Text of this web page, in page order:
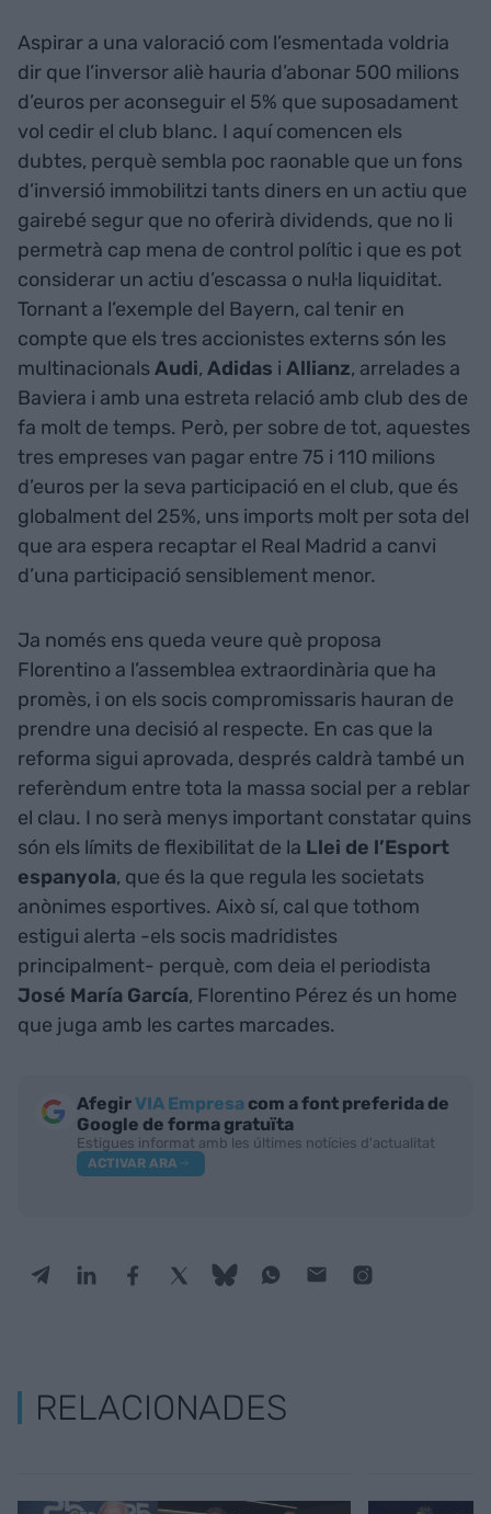
Aspirar a una valoració com l’esmentada voldria
dir que l’inversor aliè hauria d’abonar 500 milions
d’euros per aconseguir el 5% que suposadament
vol cedir el club blanc. I aquí comencen els
dubtes, perquè sembla poc raonable que un fons
d’inversió immobilitzi tants diners en un actiu que
gairebé segur que no oferirà dividends, que no li
permetrà cap mena de control polític i que es pot
considerar un actiu d’escassa o nul·la liquiditat.
Tornant a l’exemple del Bayern, cal tenir en
compte que els tres accionistes externs són les
multinacionalsAudi, Adidas i Allianz, arrelades a
Baviera i amb una estreta relació amb club des de
fa molt de temps. Però, per sobre de tot, aquestes
tres empreses van pagar entre 75 i 110 milions
d’euros per la seva participació en el club, que és
globalment del 25%, uns imports molt per sota del
que ara espera recaptar el Real Madrid a canvi
d’una participació sensiblement menor.
Ja només ens queda veure què proposa
Florentino a l’assemblea extraordinària que ha
promès, i on els socis compromissaris hauran de
prendre una decisió al respecte. En cas que la
reforma sigui aprovada, després caldrà també un
referèndum entre tota la massa social per a reblar
el clau. I no serà menys important constatar quins
són els límits de flexibilitat de la Llei de l’Esport
espanyola, que és la que regula les societats
anònimes esportives. Això sí, cal que tothom
estigui alerta -els socis madridistes
principalment- perquè, com deia el periodista
José María García, Florentino Pérez és un home
que juga amb les cartes marcades.
AfegirVIA Empresa com a font preferida de
Google de forma gratuïta
Estigues informat amb les últimes notícies d'actualitat
ACTIVAR ARA
RELACIONADES